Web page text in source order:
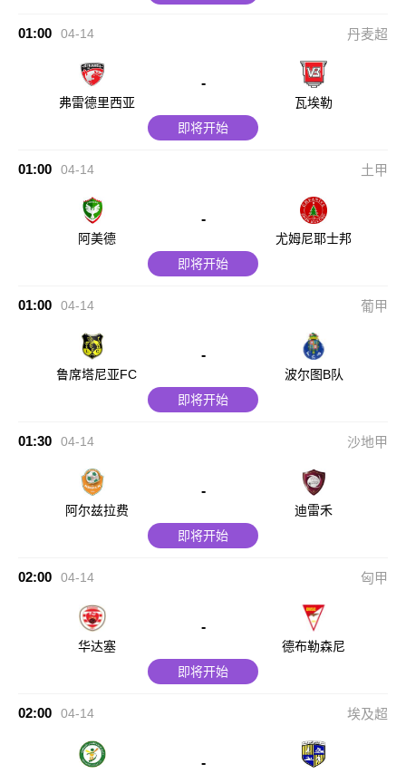
01:00 04-14 丹麦超
弗雷德里西亚
-
瓦埃勒
即将开始
01:00 04-14 土甲
阿美德
-
尤姆尼耶士邦
即将开始
01:00 04-14 葡甲
鲁席塔尼亚FC
-
波尔图B队
即将开始
01:30 04-14 沙地甲
阿尔兹拉费
-
迪雷禾
即将开始
02:00 04-14 匈甲
华达塞
-
德布勒森尼
即将开始
02:00 04-14 埃及超
-